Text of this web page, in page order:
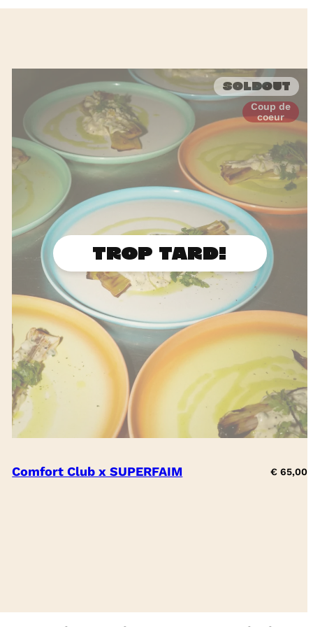
Soldout
Coup de
coeur
Comfort Club x SUPERFAIM €65,00